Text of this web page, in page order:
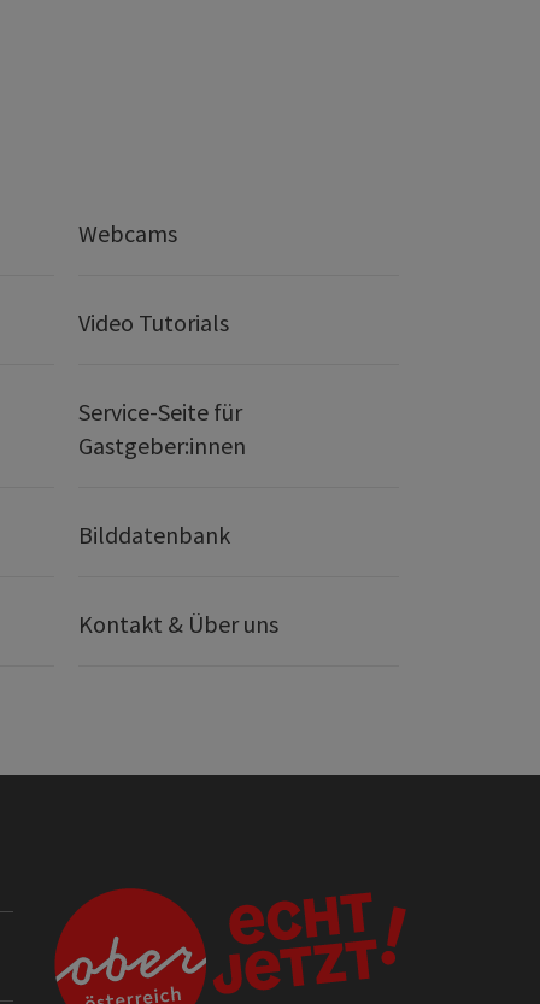
Webcams
Video Tutorials
Service-Seite für
Gastgeber:innen
Bilddatenbank
Kontakt & Über uns